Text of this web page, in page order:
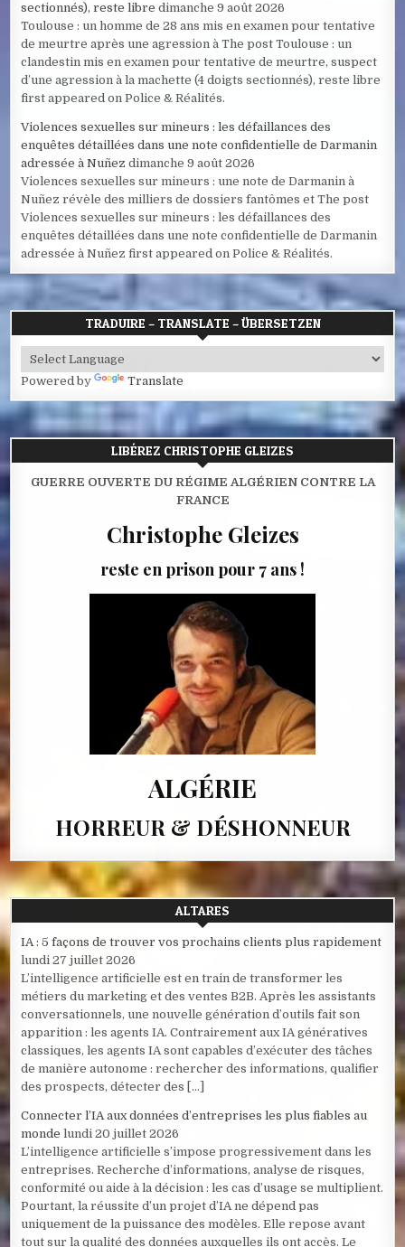
sectionnés), reste libre dimanche 9 août 2026
Toulouse : un homme de 28 ans mis en examen pour tentative
de meurtre après une agression à The post Toulouse : un
clandestin mis en examen pour tentative de meurtre, suspect
d’une agression à la machette (4 doigts sectionnés), reste libre
first appeared on Police & Réalités.
Violences sexuelles sur mineurs : les défaillances des
enquêtes détaillées dans une note confidentielle de Darmanin
adressée à Nuñez dimanche 9 août 2026
Violences sexuelles sur mineurs : une note de Darmanin à
Nuñez révèle des milliers de dossiers fantômes et The post
Violences sexuelles sur mineurs : les défaillances des
enquêtes détaillées dans une note confidentielle de Darmanin
adressée à Nuñez first appeared on Police & Réalités.
TRADUIRE – TRANSLATE – ÜBERSETZEN
Powered by Translate
LIBÉREZ CHRISTOPHE GLEIZES
GUERRE OUVERTE DU RÉGIME ALGÉRIEN CONTRE LA
FRANCE
Christophe Gleizes
reste en prison pour 7 ans !
ALGÉRIE
HORREUR & DÉSHONNEUR
ALTARES
IA : 5 façons de trouver vos prochains clients plus rapidement
lundi 27 juillet 2026
L’intelligence artificielle est en train de transformer les
métiers du marketing et des ventes B2B. Après les assistants
conversationnels, une nouvelle génération d’outils fait son
apparition : les agents IA. Contrairement aux IA génératives
classiques, les agents IA sont capables d’exécuter des tâches
de manière autonome : rechercher des informations, qualifier
des prospects, détecter des […]
Connecter l’IA aux données d’entreprises les plus fiables au
monde lundi 20 juillet 2026
L’intelligence artificielle s’impose progressivement dans les
entreprises. Recherche d’informations, analyse de risques,
conformité ou aide à la décision : les cas d’usage se multiplient.
Pourtant, la réussite d’un projet d’IA ne dépend pas
uniquement de la puissance des modèles. Elle repose avant
tout sur la qualité des données auxquelles ils ont accès. Le